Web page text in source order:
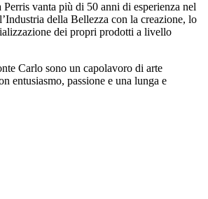
vanta più di 50 anni di esperienza nel
della Bellezza con la creazione, lo
dei propri prodotti a livello
Carlo sono un capolavoro di arte
entusiasmo, passione e una lunga e